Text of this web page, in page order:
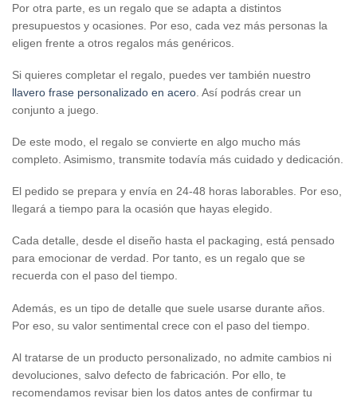
Por otra parte, es un regalo que se adapta a distintos
presupuestos y ocasiones. Por eso, cada vez más personas la
eligen frente a otros regalos más genéricos.
Si quieres completar el regalo, puedes ver también nuestro
llavero frase personalizado en acero . Así podrás crear un
conjunto a juego.
De este modo, el regalo se convierte en algo mucho más
completo. Asimismo, transmite todavía más cuidado y dedicación.
El pedido se prepara y envía en 24-48 horas laborables. Por eso,
llegará a tiempo para la ocasión que hayas elegido.
Cada detalle, desde el diseño hasta el packaging, está pensado
para emocionar de verdad. Por tanto, es un regalo que se
recuerda con el paso del tiempo.
Además, es un tipo de detalle que suele usarse durante años.
Por eso, su valor sentimental crece con el paso del tiempo.
Al tratarse de un producto personalizado, no admite cambios ni
devoluciones, salvo defecto de fabricación. Por ello, te
recomendamos revisar bien los datos antes de confirmar tu